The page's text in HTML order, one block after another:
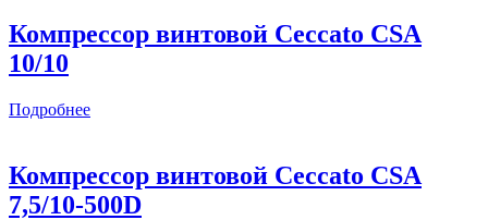
Компрессор винтовой Ceccato CSА
10/10
Подробнее
Компрессор винтовой Ceccato CSА
7,5/10-500D